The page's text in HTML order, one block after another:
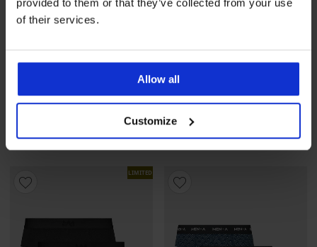
provided to them or that they’ve collected from your use
of their services.
Allow all
Customize
3PACK Bambusowe slipy
Zniżka
36,30 złPierwotna cena
120,99 zł
3PACK Bambusowe slipy
MEN-A IV
Zniżka
36,30 złPierwotna cena
120,99 zł
LIMITED